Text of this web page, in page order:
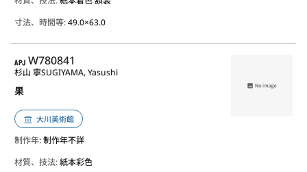
寸法、時間等:49.0×63.0
APJ
W780841
果
杉山 寧SUGIYAMA, Yasushi
大川美術館
制作年: 制作年不詳
材質、技法:紙本彩色